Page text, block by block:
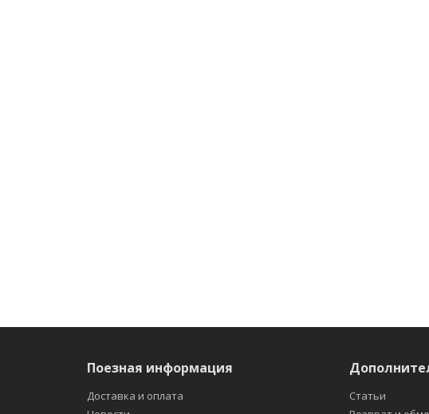
Поезная информация
Доставка и оплата
Статьи